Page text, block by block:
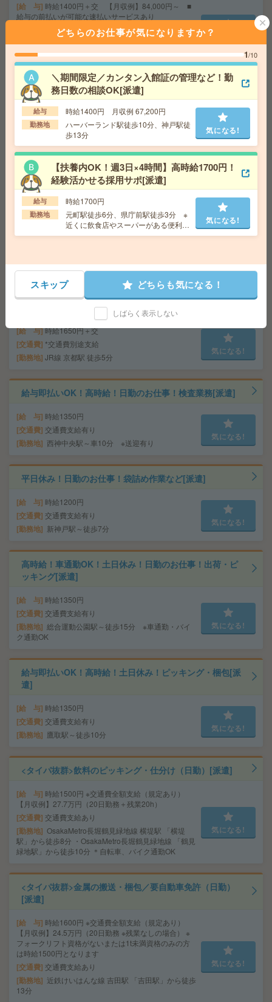
給 与 時給1400円＋交 【月収例】84,000円～ ■
給与の前払いが可能な速払いサービスあり
交通費支給あり
勤務地 京都府京都市伏見区 京阪本線 藤森駅徒歩10
分
気になる!
座り仕事！給与即払いOK！高時給！データ入力、品質検
査[派遣]
給 与 時給1500円
交通費支給有り
勤務地 南公園駅～徒歩7分 ※送迎有り
気になる!
在宅OK！マイカー通勤OK！週3～4日・モデルハウスの
受付案内スタッフ[派遣]
給 与 時給1500円＋交
交通費 交通費実費支給（当社規定あり）
人気の旅行会社＼英会話力を活かす+英文事務／時給1650
円＊50代活躍中[派遣]
給 与 時給1650円＋交
交通費 *交通費別途支給
勤務地 JR線 京都駅 徒歩5分
気になる!
給与即払いOK！高時給！日勤のお仕事！検査業務[派遣]
給 与 時給1350円
交通費 交通費支給有り
勤務地 西神中央駅～車10分 ※送迎有り
気になる!
平日休み！日勤のお仕事！袋詰め作業など[派遣]
給 与 時給1200円
交通費 交通費支給有り
勤務地 新神戸駅～徒歩7分
気になる!
高時給！車通勤OK！土日休み！日勤のお仕事！出荷・ピ
ッキング[派遣]
給 与 時給1350円
交通費 交通費支給有り
勤務地 総合運動公園駅～徒歩15分 ※車通勤・バイ
ク通勤OK
気になる!
給与即払いOK！高時給！土日休み！ピッキング・梱包[派
遣]
給 与 時給1350円
交通費 交通費支給有り
勤務地 鷹取駅～徒歩10分
気になる!
<タイパ抜群>飲料のピッキング・仕分け（日勤）[派遣]
給 与 時給1500円 ※交通費全額支給（規定あり）
【月収例】27.7万円（20日勤務＋残業20h）
交通費 交通費支給あり
勤務地 OsakaMetro長堀鶴見緑地線 横堤駅 「横堤
駅」から徒歩8分 ・OsakaMetro長堀鶴見緑地線 「鶴見
緑地駅」から徒歩10分 ＊自転車、バイク通勤OK
気になる!
<タイパ抜群>金属の搬送・梱包／要自動車免許（日勤）
[派遣]
給 与 時給1600円 ※交通費全額支給（規定あり）
【月収例】24.5万円（20日勤務 ※残業なしの場合） ※
フォークリフト資格がないまたは1t未満資格のみの方
は時給1500円となります
交通費 交通費支給あり
勤務地
近鉄けいはんな線 吉田駅 「吉田駅」から徒歩
13分
気になる!
どちらのお仕事が気になりますか？
1/10
＼期間限定／カンタン入館証の管理など！勤
務日数の相談OK[派遣]
給与 時給1400円 月収例 67,200円
勤務地
ハーバーランド駅徒歩10分、神戸駅徒
歩13分
気になる!
【扶養内OK！週3日×4時間】高時給1700円！
経験活かせる採用サポ[派遣]
給与 時給1700円
勤務地
元町駅徒歩6分、県庁前駅徒歩3分 ※
近くに飲食店やスーパーがある便利な
エリア
気になる!
スキップ どちらも気になる！
しばらく表示しない